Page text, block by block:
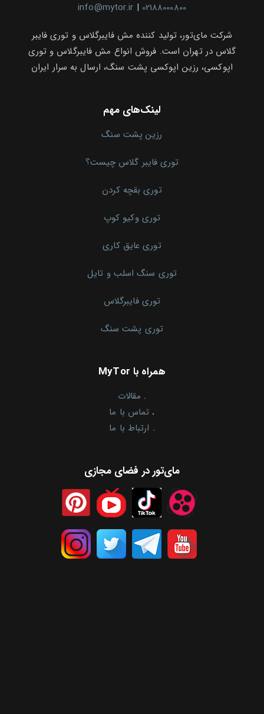
info@mytor.ir | 02188000800
شرکت مای‌تور، تولید کننده مش فایبرگلاس و توری فایبر
گلاس در تهران است. فروش انواع مش فایبرگلاس و توری
اپوکسی، رزین اپوکسی پشت سنگ، ارسال به سرار ایران
لینک‌های مهم
رزین پشت سنگ
توری فایبر گلاس چیست؟
توری بقچه کردن
توری وکیو کوپ
توری عایق کاری
توری سنگ اسلب و تایل
توری فایبرگلاس
توری پشت سنگ
همراه با MyTor
. مقالات
. تماس با ما
. ارتباط با ما
مای‌تور در فضای مجازی